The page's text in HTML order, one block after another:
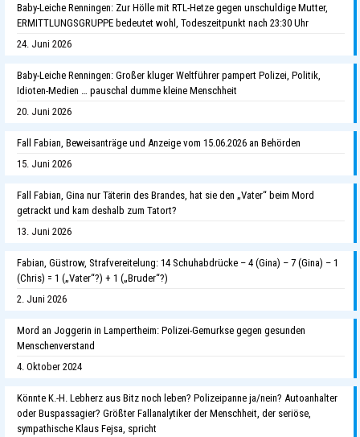
Baby-Leiche Renningen: Zur Hölle mit RTL-Hetze gegen unschuldige Mutter,
ERMITTLUNGSGRUPPE bedeutet wohl, Todeszeitpunkt nach 23:30 Uhr
24. Juni 2026
Baby-Leiche Renningen: Großer kluger Weltführer pampert Polizei, Politik,
Idioten-Medien … pauschal dumme kleine Menschheit
20. Juni 2026
Fall Fabian, Beweisanträge und Anzeige vom 15.06.2026 an Behörden
15. Juni 2026
Fall Fabian, Gina nur Täterin des Brandes, hat sie den „Vater“ beim Mord
getrackt und kam deshalb zum Tatort?
13. Juni 2026
Fabian, Güstrow, Strafvereitelung: 14 Schuhabdrücke – 4 (Gina) – 7 (Gina) – 1
(Chris) = 1 („Vater“?) + 1 („Bruder“?)
2. Juni 2026
Mord an Joggerin in Lampertheim: Polizei-Gemurkse gegen gesunden
Menschenverstand
4. Oktober 2024
Könnte K.-H. Lebherz aus Bitz noch leben? Polizeipanne ja/nein? Autoanhalter
oder Buspassagier? Größter Fallanalytiker der Menschheit, der seriöse,
sympathische Klaus Fejsa, spricht